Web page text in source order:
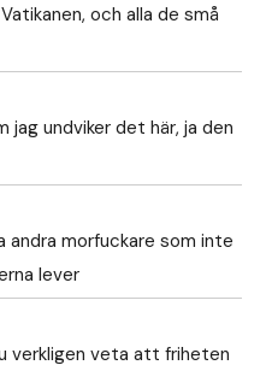
och alla de små
jag undviker det här, ja den
andra morfuckare som inte
lever
verkligen veta att friheten